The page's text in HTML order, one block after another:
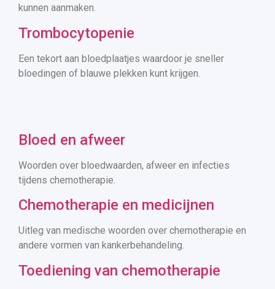
kunnen aanmaken.
Trombocytopenie
Een tekort aan bloedplaatjes waardoor je sneller
bloedingen of blauwe plekken kunt krijgen.
Bloed en afweer
Woorden over bloedwaarden, afweer en infecties
tijdens chemotherapie.
Chemotherapie en medicijnen
Uitleg van medische woorden over chemotherapie en
andere vormen van kankerbehandeling.
Toediening van chemotherapie